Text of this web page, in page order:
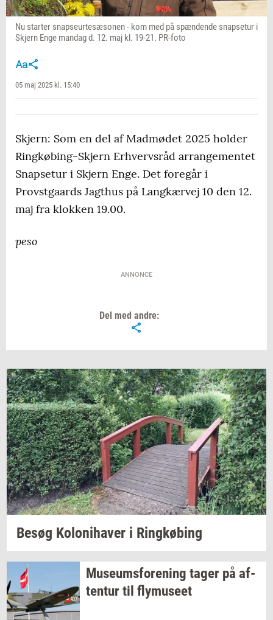
Nu starter snapseurtesæsonen - kom med på spændende snapsetur i
Skjern Enge mandag d. 12. maj kl. 19-21. PR-foto
05 maj 2025 kl. 15:40
Skjern: Som en del af Madmødet 2025 holder
Ringkøbing-Skjern Erhvervsråd arrangementet
Snapsetur i Skjern Enge. Det foregår i
Provstgaards Jagthus på Langkærvej 10 den 12.
maj fra klokken 19.00.
peso
ANNONCE
Del med andre:
Besøg Ko­lo­ni­ha­ver i Ring­kø­bing
Mu­se­ums­for­e­ning tager på af­
ten­turtil fly­mu­se­et